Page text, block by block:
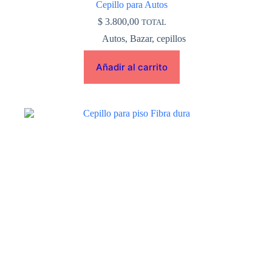
Cepillo para Autos
$3.800,00 TOTAL
Autos,Bazar,cepillos
Añadir al carrito